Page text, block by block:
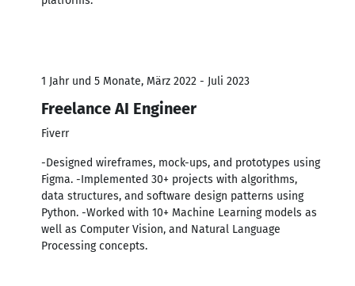
1 Jahr und 5 Monate, März 2022 - Juli 2023
Freelance AI Engineer
Fiverr
-Designed wireframes, mock-ups, and prototypes using
Figma. -Implemented 30+ projects with algorithms,
data structures, and software design patterns using
Python. -Worked with 10+ Machine Learning models as
well as Computer Vision, and Natural Language
Processing concepts.